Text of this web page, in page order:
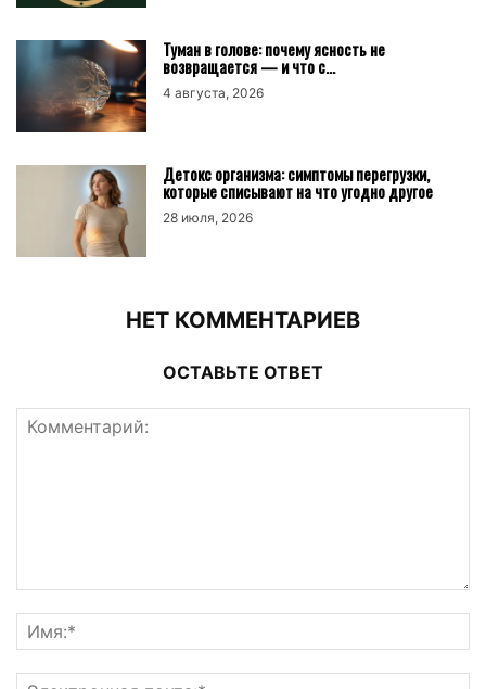
Туман в голове: почему ясность не
возвращается — и что с...
4 августа, 2026
Детокс организма: симптомы перегрузки,
которые списывают на что угодно другое
28 июля, 2026
НЕТ КОММЕНТАРИЕВ
ОСТАВЬТЕ ОТВЕТ